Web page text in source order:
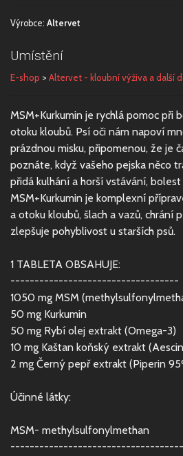
Výrobce: Altervet
Umístění
E-shop > Altervet - kloubní výživa a další
MSM+Kurkumin je rychlá pomoc při
otoku kloubů. Psí oči nám napoví
prázdnou misku, připomenou, že je
poznáte, když vašeho pejska něco
přidá kulhání a horší vstávání,
MSM+Kurkumin je komplexní
a otoku kloubů, šlach a vazů, chrání
zlepšuje pohyblivost u starších psů.
1 TABLETA OBSAHUJE:
-----------------------------------
1050 mg MSM
50 mg Kurkumin
50 mg Rybí olej extrakt (Omega-3)
10 mg Kaštan koňský extrakt
2 mg Černý pepř extrakt (Piperin
Účinné látky:
MSM- methylsulfonylmethan